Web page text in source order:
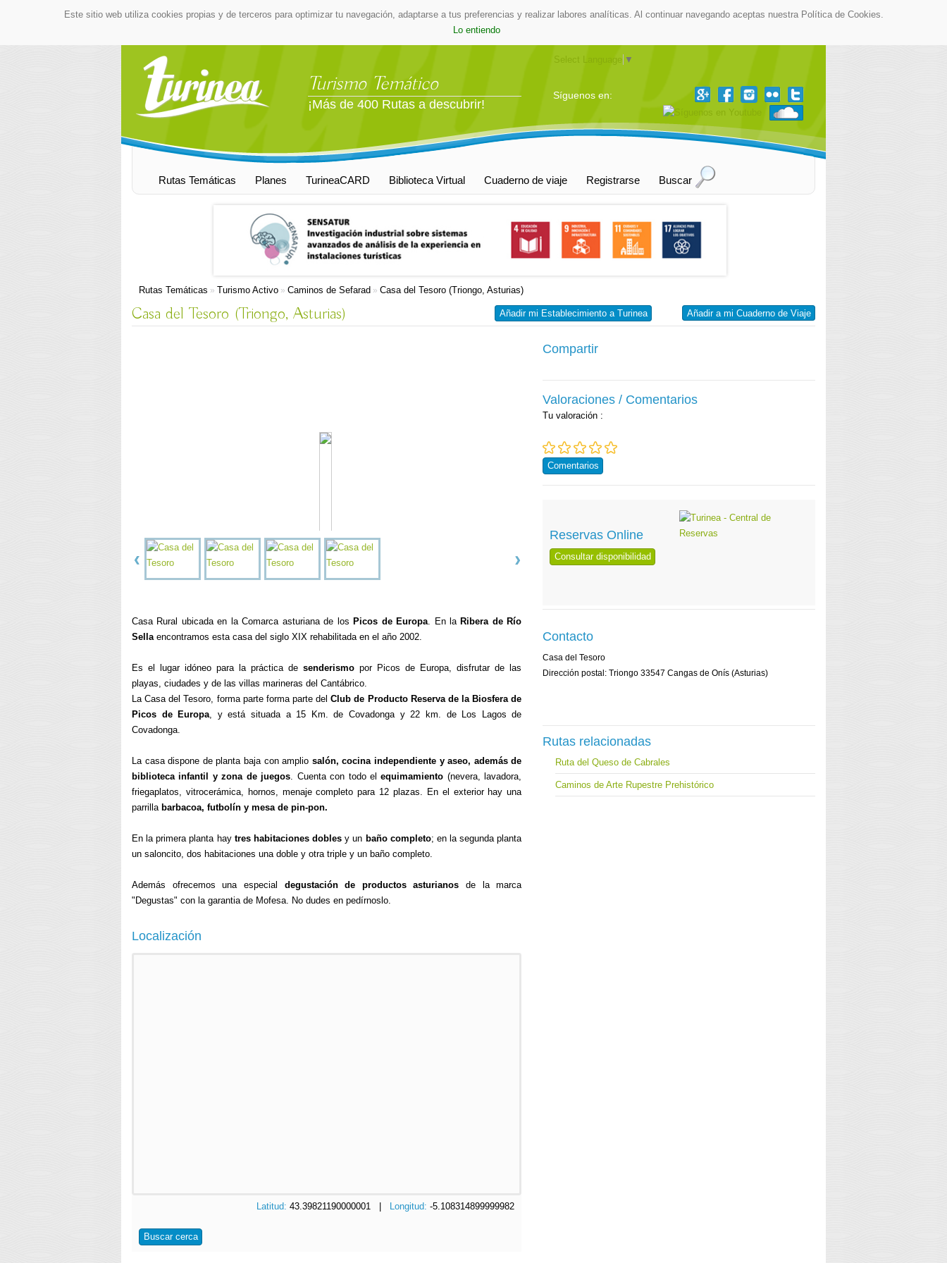
Este sitio web utiliza cookies propias y de terceros para optimizar tu navegación, adaptarse a tus preferencias y realizar labores analíticas. Al continuar navegando aceptas nuestra Política de Cookies.
Lo entiendo
Turismo Temático
¡Más de 400 Rutas a descubrir!
Select Language ▼
Síguenos en:
Rutas Temáticas Planes TurineaCARD Biblioteca Virtual Cuaderno de viaje Registrarse Buscar
Rutas Temáticas » Turismo Activo » Caminos de Sefarad » Casa del Tesoro (Triongo, Asturias)
Añadir a mi Cuaderno de Viaje
Añadir mi Establecimiento a Turinea
Casa del Tesoro (Triongo, Asturias)
Casa Rural ubicada en la Comarca asturiana de los Picos de Europa. En la Ribera de Río
Sellaencontramos esta casa del siglo XIX rehabilitada en el año 2002.
Es el lugar idóneo para la práctica desenderismo por Picos de Europa, disfrutar de las
playas, ciudades y de las villas marineras del Cantábrico.
La Casa del Tesoro, forma parte forma parte delClub de Producto Reserva de la Biosfera de
Picos de Europa, y está situada a 15 Km. de Covadonga y 22 km. de Los Lagos de
Covadonga.
La casa dispone de planta baja con amplio salón, cocina independiente y aseo, además de
biblioteca infantil y zona de juegos. Cuenta con todo elequimamiento (nevera, lavadora,
friegaplatos, vitrocerámica, hornos, menaje completo para 12 plazas. En el exterior hay una
parrilla barbacoa, futbolín y mesa de pin-pon.
En la primera planta hay tres habitaciones dobles y un baño completo; en la segunda planta
un saloncito, dos habitaciones una doble y otra triple y un baño completo.
Además ofrecemos una especial degustación de productos asturianos de la marca
"Degustas" con la garantia de Mofesa. No dudes en pedírnoslo.
Localización
Latitud:43.39821190000001 | Longitud:-5.108314899999982
Buscar cerca
Compartir
Valoraciones / Comentarios
Tu valoración :
Comentarios
Reservas Online
Consultar disponibilidad
Contacto
Casa del Tesoro
Dirección postal: Triongo 33547 Cangas de Onís (Asturias)
Rutas relacionadas
Ruta del Queso de Cabrales
Caminos de Arte Rupestre Prehistórico